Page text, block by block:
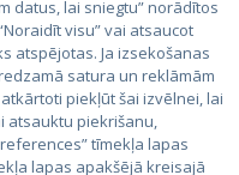
datus, lai sniegtu” norādītos
visu” vai atsaucot
atspējotas. Ja izsekošanas
satura un reklāmām
piekļūt šai izvēlnei, lai
atsauktu piekrišanu,
tīmekļa lapas
lapas apakšējā kreisajā